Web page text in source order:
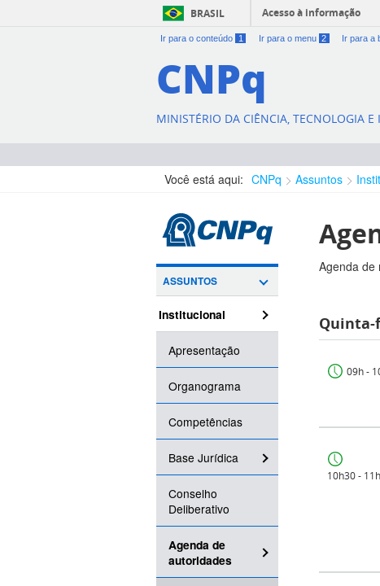
BRASIL Acesso à informação
Ir para o conteúdo 1 Ir para o menu 2 Ir para a
CNPq
MINISTÉRIO DA CIÊNCIA, TECNOLOGIA E
Você está aqui: CNPq Assuntos
ASSUNTOS
Institucional
Apresentação
Organograma
Competências
Base Jurídica
Conselho
Deliberativo
Agenda de
autoridades
Agenda de
Quinta-
09h -
10h30 -